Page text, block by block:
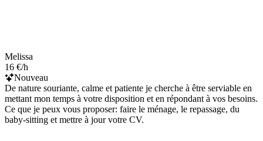
Melissa
16 €/h
Nouveau
De nature souriante, calme et patiente je cherche à être serviable en
mettant mon temps à votre disposition et en répondant à vos besoins.
Ce que je peux vous proposer: faire le ménage, le repassage, du
baby-sitting et mettre à jour votre CV.